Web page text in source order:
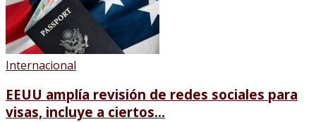
Internacional
EEUU amplía revisión de redes sociales para
visas, incluye a ciertos...